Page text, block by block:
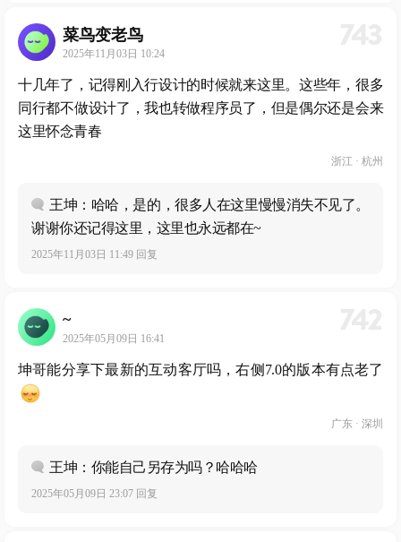
菜鸟变老鸟
2025年11月03日 10:24
十几年了，记得刚入行设计的时候就来这里。这些年，很多
同行都不做设计了，我也转做程序员了，但是偶尔还是会来
这里怀念青春
浙江 · 杭州
王坤：哈哈，是的，很多人在这里慢慢消失不见了。
谢谢你还记得这里，这里也永远都在~
2025年11月03日 11:49 回复
~
2025年05月09日 16:41
坤哥能分享下最新的互动客厅吗，右侧7.0的版本有点老了
广东 · 深圳
王坤：你能自己另存为吗？哈哈哈
2025年05月09日 23:07 回复